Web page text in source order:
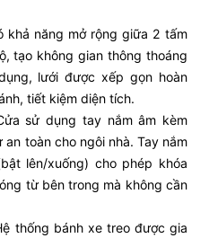
khả năng mở rộng giữa 2 tấm
tạo không gian thông thoáng
lưới được xếp gọn hoàn
tiết kiệm diện tích.
sử dụng tay nắm âm kèm
toàn cho ngôi nhà. Tay nắm
lên/xuống) cho phép khóa
từ bên trong mà không cần
thống bánh xe treo được gia